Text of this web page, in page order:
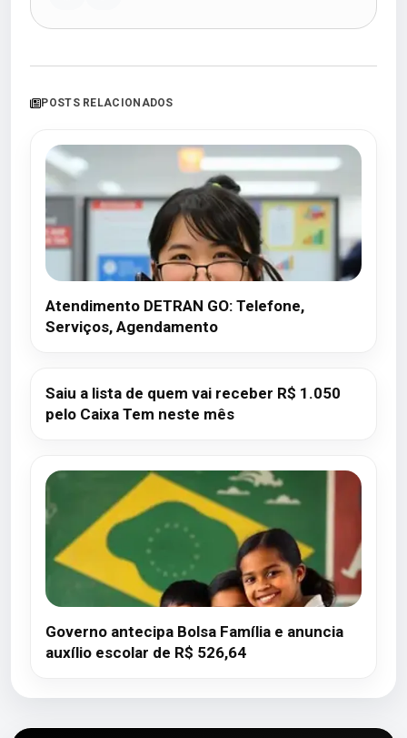
POSTS RELACIONADOS
Atendimento DETRAN GO: Telefone,
Serviços, Agendamento
Saiu a lista de quem vai receber R$ 1.050
pelo Caixa Tem neste mês
Governo antecipa Bolsa Família e anuncia
auxílio escolar de R$ 526,64